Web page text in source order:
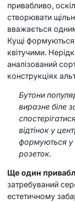
привабливо,
створювати
вважається
Кущі
квітучими.
аналізований
конструкціях
Бутони
виразне біле
відтінок у
формуються у
розеток.
Ще один
затребуваний
естетичному